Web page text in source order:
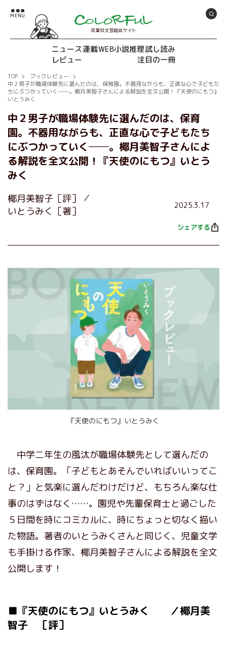
双葉社文芸総合サイト
ニュース連載WEB小説推理試し読み
レビュー
注目の一冊
TOP
ブックレビュー
中２男子が職場体験先に選んだのは、保育園。不器用ながらも、正直な心で子どもた
ちにぶつかっていく──。椰月美智子さんによる解説を全文公開！『天使のにもつ』
いとうみく
中２男子が職場体験先に選んだのは、保育
園。不器用ながらも、正直な心で子どもたち
にぶつかっていく──。椰月美智子さんによ
る解説を全文公開！『天使のにもつ』いとう
みく
椰月美智子［評］
いとうみく［著］
2025.3.17
シェアする
『天使のにもつ』いとうみく
中学二年生の風汰が職場体験先として選んだの
は、保育園。「子どもとあそんでいればいいってこ
と？」と気楽に選んだわけだけど、もちろん楽な仕
事のはずはなく……。園児や先輩保育士と過ごした
５日間を時にコミカルに、時にちょっと切なく描い
た物語。著者のいとうみくさんと同じく、児童文学
も手掛ける作家、椰月美智子さんによる解説を全文
公開します！
■『天使のにもつ』いとうみく ／椰月美
智子 ［評］